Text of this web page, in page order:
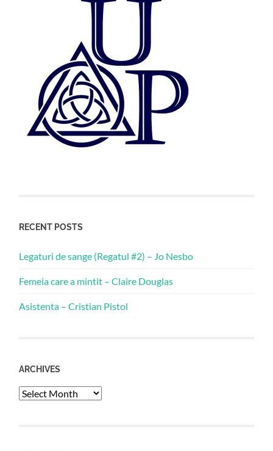
RECENT POSTS
Legaturi de sange (Regatul #2) – Jo Nesbo
Femeia care a mintit – Claire Douglas
Asistenta – Cristian Pistol
ARCHIVES
Archives